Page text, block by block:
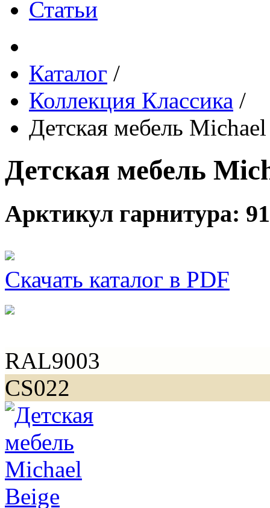
Статьи
Каталог /
Коллекция Классика /
Детская мебель
Детская мебель
Арктикул гарнитура:
Скачать каталог в PDF
RAL9003
CS022